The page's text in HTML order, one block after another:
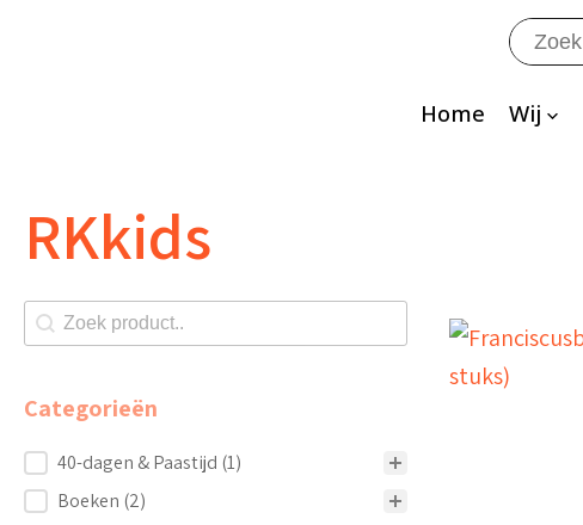
Zoeken
naar:
Home Wij
RKkids
Zoeken shop
Search content
Categorieën
Categorieën
40-dagen & Paastijd (1)
Boeken (2)